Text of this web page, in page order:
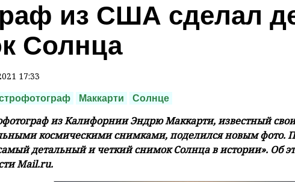
из США сделал
Солнца
17:33
Маккарти Солнце
из Калифорнии Эндрю Маккарти, известный
космическими снимками, поделился новым фото.
детальный и четкий снимок Солнца в истории». Об
Mail.ru.